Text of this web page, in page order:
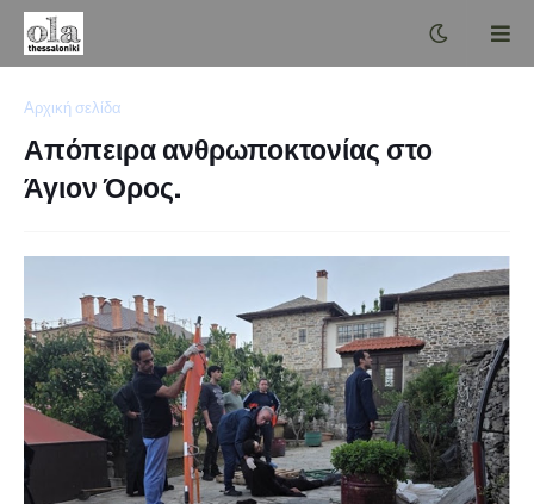
Αρχική σελίδα
Απόπειρα ανθρωποκτονίας στο
Άγιον Όρος.